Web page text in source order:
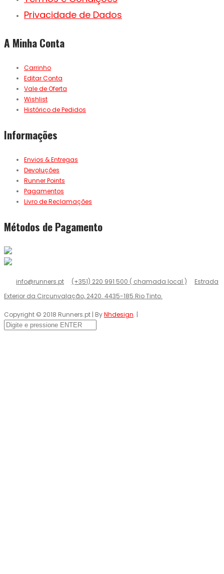
Privacidade de Dados
A Minha Conta
Carrinho
Editar Conta
Vale de Oferta
Wishlist
Histórico de Pedidos
Informações
Envios & Entregas
Devoluções
Runner Points
Pagamentos
Livro de Reclamações
Métodos de Pagamento
info@runners.pt (+351) 220 991 500 ( chamada local )
Estrada
Exterior da Circunvalação, 2420. 4435-185 Rio Tinto.
Copyright © 2018 Runners.pt | ByNhdesign. |